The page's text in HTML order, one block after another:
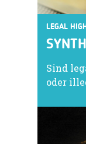
LEGAL
Sind
oder